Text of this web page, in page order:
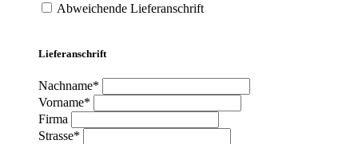
Abweichende Lieferanschrift
Lieferanschrift
Nachname*
Vorname*
Firma
Strasse*